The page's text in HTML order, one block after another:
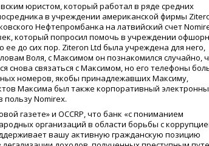
юристом, который работал в ряде средних
в учреждении американской фирмы
Нефтепромбанка на латвийский счет
который попросил помочь в учреждении
до сих пор. Ziteron Ltd была учреждена для него,
Воля, с Максимом он познакомился случайно,
снова связаться с Максимом, но его телефоны
номеров, якобы принадлежавших Максиму,
Максима был также корпоративный
пользу Nomirex.
газете» и OCCRP, что банк «с пониманием
организаций в области борьбы с
вашу активную гражданскую позицию